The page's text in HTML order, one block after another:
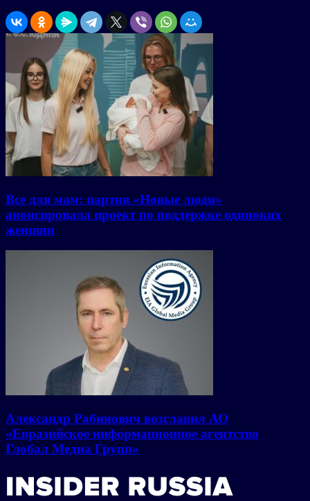
Все для мам: партия «Новые люди»
анонсировала проект по поддержке одиноких
женщин
Александр Рабинович возглавил АО
«Евразийское информационное агентство
Глобал Медиа Групп»